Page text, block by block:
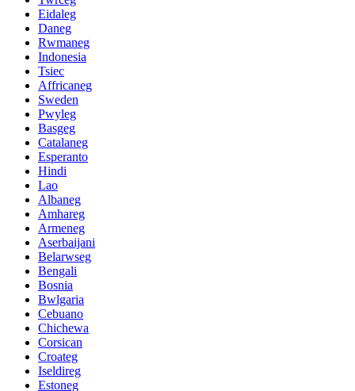
Eidaleg
Daneg
Rwmaneg
Indonesia
Tsiec
Affricaneg
Sweden
Pwyleg
Basgeg
Catalaneg
Esperanto
Hindi
Lao
Albaneg
Amhareg
Armeneg
Aserbaijani
Belarwseg
Bengali
Bosnia
Bwlgaria
Cebuano
Chichewa
Corsican
Croateg
Iseldireg
Estoneg